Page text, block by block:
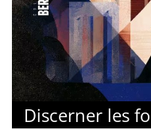
Discerner les